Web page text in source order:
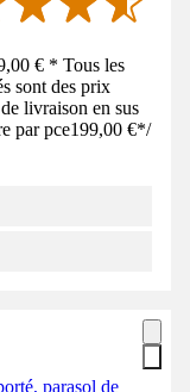
€ * Tous les
sont des prix
livraison en sus
par pce199,00 €*/
parasol de